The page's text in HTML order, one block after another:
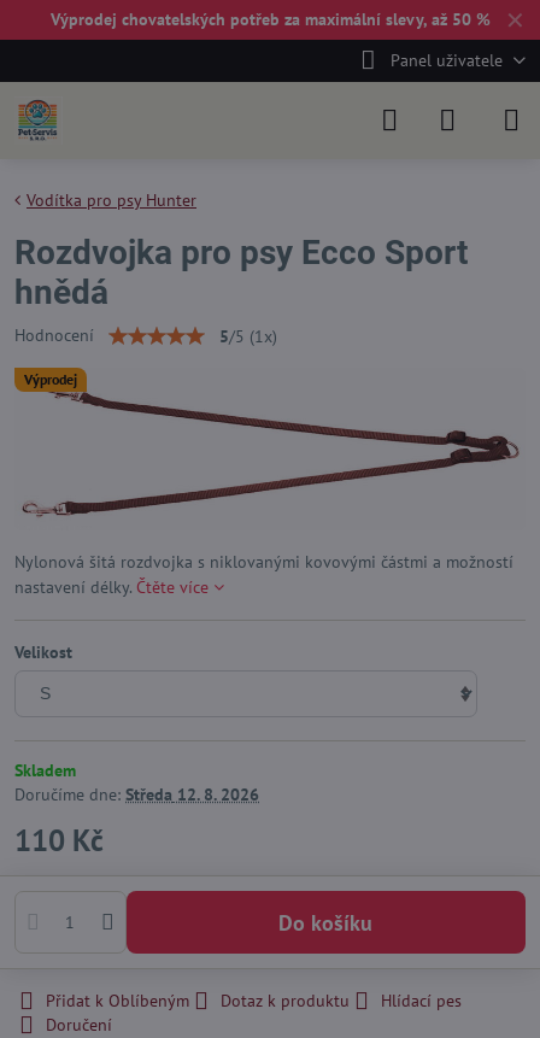
✕
Výprodej chovatelských potřeb za maximální slevy, až 50 %
Panel uživatele
Výprodej
Vodítka pro psy Hunter
Rozdvojka pro psy Ecco Sport
hnědá
Hodnocení 5/5 (1 x)
Nylonová šitá rozdvojka s niklovanými kovovými částmi a možností
nastavení délky. Čtěte více
Velikost
Skladem
Doručíme dne: Středa 12. 8. 2026
110 Kč
Do košíku
Přidat k Oblíbeným Dotaz k produktu
Hlídací pes
Doručení